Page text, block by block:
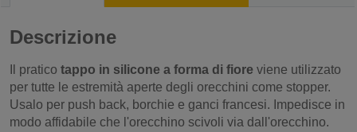
Descrizione
Il pratico tappo in silicone a forma di fiore viene utilizzato
per tutte le estremità aperte degli orecchini come stopper.
Usalo per push back, borchie e ganci francesi. Impedisce in
modo affidabile che l'orecchino scivoli via dall'orecchino.